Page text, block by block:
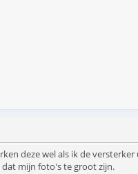
deze wel als ik de
dat mijn foto's te groot zijn.